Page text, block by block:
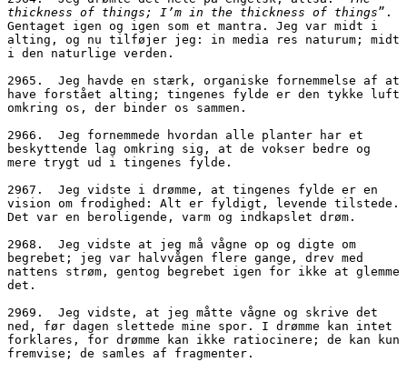
thickness of things; I’m in the thickness of things”.
Gentaget igen og igen som et mantra. Jeg var midt i
alting, og nu tilføjer jeg: in media res naturum; midt
i den naturlige verden.
2965.  Jeg havde en stærk, organiske fornemmelse af at
have forstået alting; tingenes fylde er den tykke luft
omkring os, der binder os sammen.
2966.  Jeg fornemmede hvordan alle planter har et
beskyttende lag omkring sig, at de vokser bedre og
mere trygt ud i tingenes fylde.
2967.  Jeg vidste i drømme, at tingenes fylde er en
vision om frodighed: Alt er fyldigt, levende tilstede.
Det var en beroligende, varm og indkapslet drøm.
2968.  Jeg vidste at jeg må vågne op og digte om
begrebet; jeg var halvvågen flere gange, drev med
nattens strøm, gentog begrebet igen for ikke at glemme
det.
2969.  Jeg vidste, at jeg måtte vågne og skrive det
ned, før dagen slettede mine spor. I drømme kan intet
forklares, for drømme kan ikke ratiocinere; de kan kun
fremvise; de samles af fragmenter.